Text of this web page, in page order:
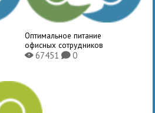
Оптимальное питание
офисных сотрудников
X67451 K0